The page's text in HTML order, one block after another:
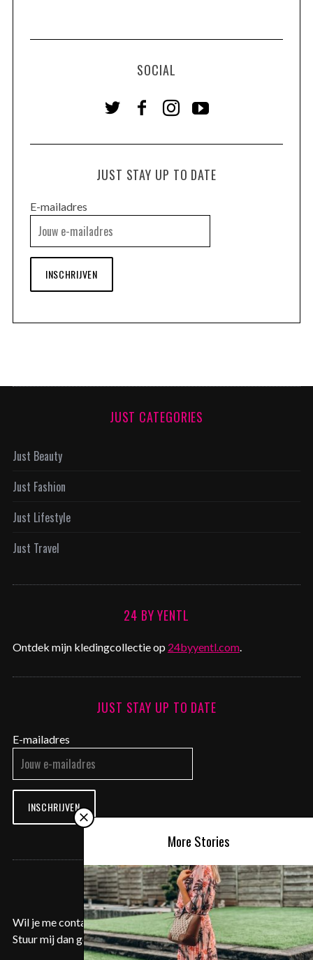
SOCIAL
JUST STAY UP TO DATE
E-mailadres
INSCHRIJVEN
More Stories
JUST CATEGORIES
Just Beauty
Just Fashion
Just Lifestyle
Just Travel
24 BY YENTL
Ontdek mijn kledingcollectie op 24byyentl.com.
JUST STAY UP TO DATE
E-mailadres
INSCHRIJVEN
CONTACT ME
Wil je me contacteren voor een samenwerking of aanvraag?
Stuur mij dan gerust een e-mail opcontact@justyentl.com.